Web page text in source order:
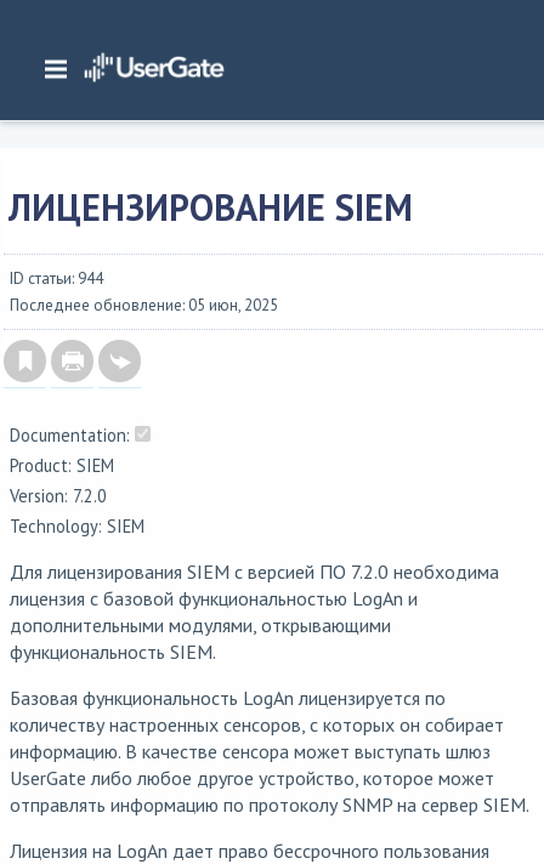
Главная/ Документация/SIEM/
UserGate SIEM 7.2.x Руководство администратора
ЛИЦЕНЗИРОВАНИЕ SIEM
ID статьи: 944
Последнее обновление: 05 июн, 2025
Documentation:
Product: SIEM
Version: 7.2.0
Technology: SIEM
Для лицензирования SIEM c версией ПО 7.2.0 необходима
лицензия с базовой функциональностью LogAn и
дополнительными модулями, открывающими
функциональность SIEM.
Базовая функциональность LogAn лицензируется по
количеству настроенных сенсоров, с которых он собирает
информацию. В качестве сенсора может выступать шлюз
UserGate либо любое другое устройство, которое может
отправлять информацию по протоколу SNMP на сервер SIEM.
Лицензия на LogAn дает право бессрочного пользования